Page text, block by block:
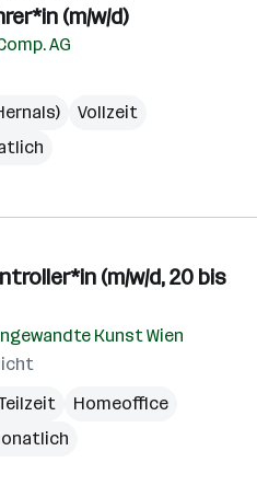
(m/w/d)
AG
Vollzeit
(m/w/d, 20 bis
Kunst Wien
Homeoffice